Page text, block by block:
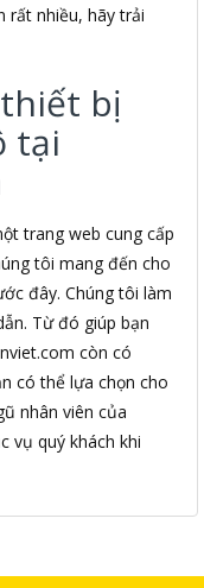
rất nhiều, hãy trải
bị
tại
trang web cung cấp
tôi mang đến cho
đây. Chúng tôi làm
Từ đó giúp bạn
còn có
có thể lựa chọn cho
nhân viên của
vụ quý khách khi